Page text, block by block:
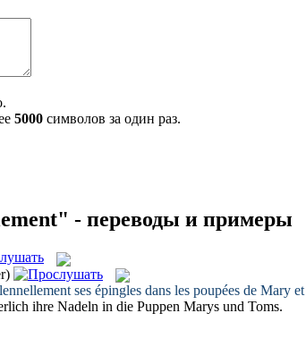
5000 символов за один раз.
- переводы и примеры
ses épingles dans les poupées de Mary
ihre Nadeln in die Puppen Marys und Toms.